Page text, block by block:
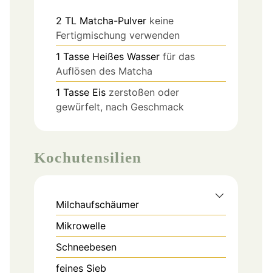
2 TL Matcha-Pulver keine
Fertigmischung verwenden
1 Tasse Heißes Wasser für das
Auflösen des Matcha
1 Tasse Eis zerstoßen oder
gewürfelt, nach Geschmack
Kochutensilien
Milchaufschäumer
Mikrowelle
Schneebesen
feines Sieb